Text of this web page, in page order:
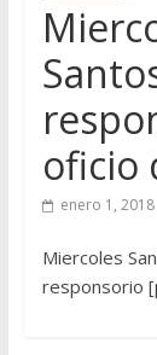
oficio
enero 1, 2018
Miercoles
responsorio